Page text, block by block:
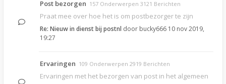
Post bezorgen 157 Onderwerpen 3121 Berichten
Praat mee over hoe het is om postbezorger te zijn
Re: Nieuw in dienst bij postnl door bucky666 10 nov 2019,
19:27
Ervaringen 109 Onderwerpen 2919 Berichten
Ervaringen met het bezorgen van post in het algemeen